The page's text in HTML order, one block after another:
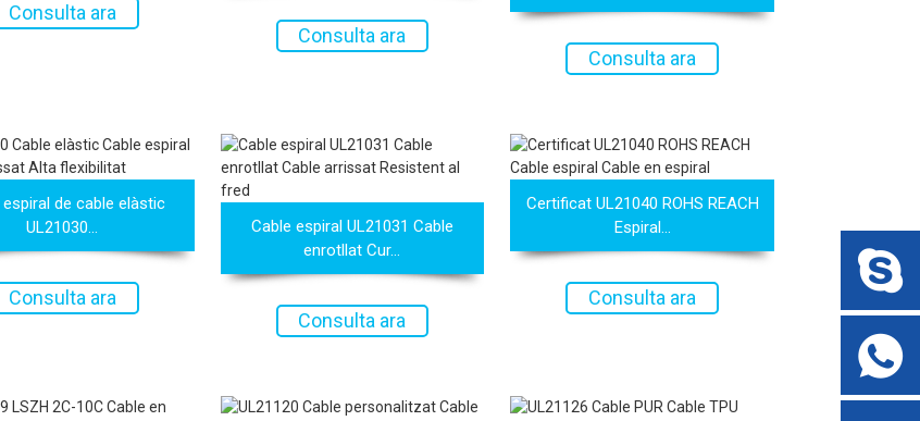
Consulta ara
Consulta ara
Consulta ara
espiral de cable elàstic
UL21030...
Consulta ara
Cable espiral UL21031 Cable
enrotllat Cur...
Consulta ara
Certificat UL21040 ROHS REACH
Espiral...
Consulta ara